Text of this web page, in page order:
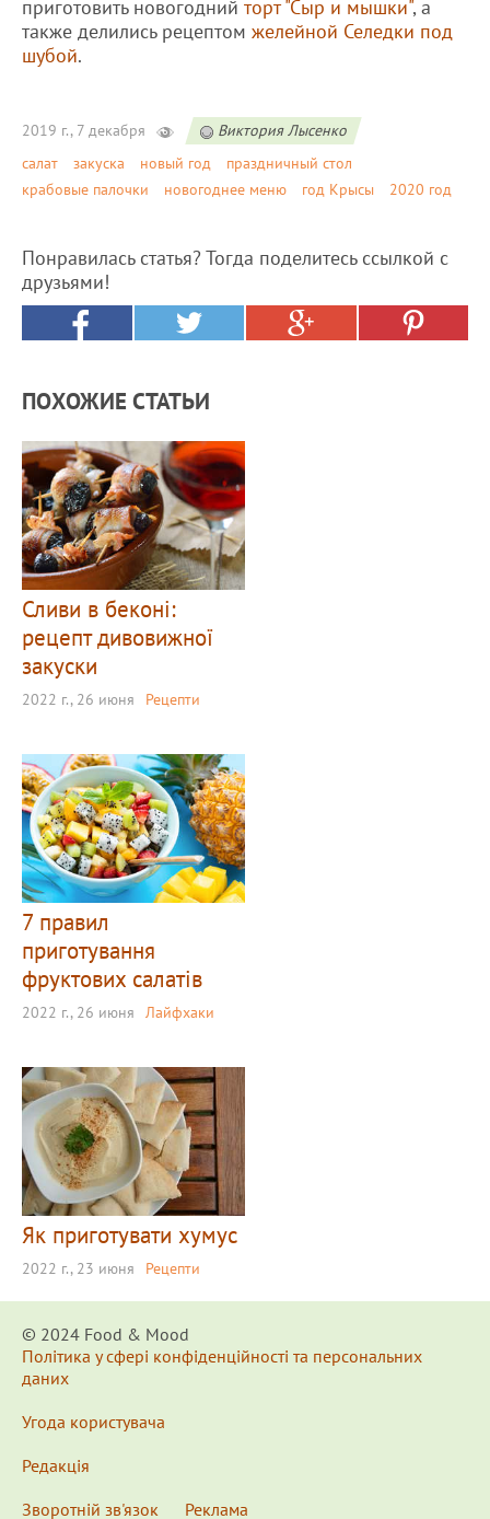
приготовить новогодний торт "Сыр и мышки", а
также делились рецептом желейной Селедки под
шубой.
2019 г., 7 декабря
Виктория Лысенко
салат
закуска новый год
праздничный стол
крабовые палочки
новогоднее меню год Крысы 2020 год
Понравилась статья? Тогда поделитесь ссылкой с
друзьями!
ПОХОЖИЕ СТАТЬИ
Сливи в беконі:
рецепт дивовижної
закуски
2022 г., 26 июня Рецепти
7 правил
приготування
фруктових салатів
2022 г., 26 июня Лайфхаки
Як приготувати хумус
2022 г., 23 июня Рецепти
© 2024 Food & Мood
Політика у сфері конфіденційності та персональних
даних
Угода користувача
Редакція
Зворотній зв'язок
Реклама